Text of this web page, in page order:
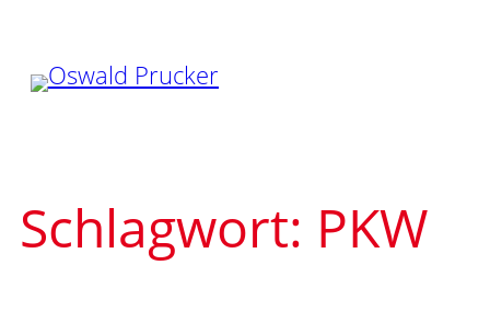
Inhalt
springen
Schlagwort: PKW